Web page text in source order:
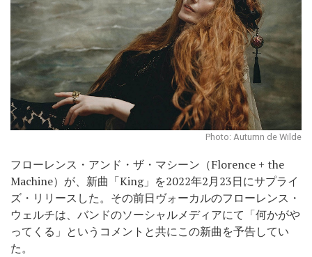
Photo: Autumn de Wilde
フローレンス・アンド・ザ・マシーン（Florence + the
Machine）が、新曲「King」を2022年2月23日にサプライ
ズ・リリースした。その前日ヴォーカルのフローレンス・
ウェルチは、バンドのソーシャルメディアにて「何かがや
ってくる」というコメントと共にこの新曲を予告してい
た。